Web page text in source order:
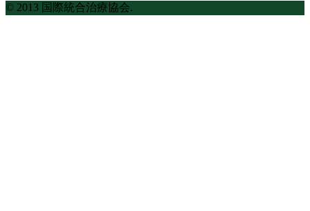
© 2013 国際統合治療協会.